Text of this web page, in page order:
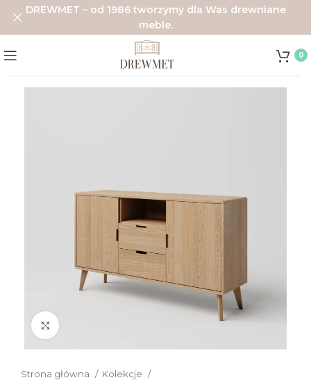
0
Strona główna
Kolekcje
DREWMET – od 1986 tworzymy dla Was drewniane
meble.